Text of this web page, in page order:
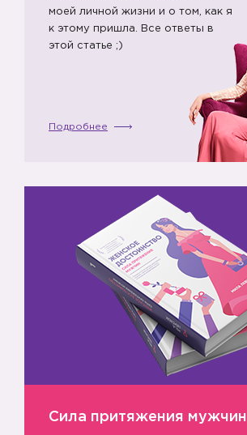
моей личной жизни и о том, как я
к этому пришла. Все ответы в
этой статье ;)
Подробнее
Сила притяжения мужчин